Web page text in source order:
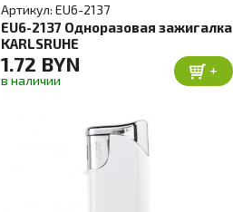
Артикул: EU6-2137
EU6-2137 Oдноразовая зажигалка
KARLSRUHE
1.72 BYN
в наличии
+